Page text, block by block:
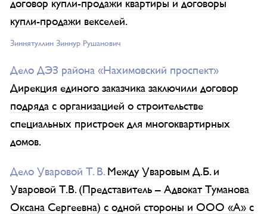
договор купли-продажи квартиры и договоры
купли-продажи векселей.
Зиннятуллин Зиннур Рушанович
Дело ДЭЗ района «Нахимовский проспект»
Дирекция единого заказчика заключили договор
подряда с организацией о строительстве
специальных пристроек для многоквартирных
домов.
Дело Уваровой Т. В. Между Уваровым Д.Б. и
Уваровой Т.В. (Представитель – Адвокат Туманова
Оксана Сергеевна) с одной стороны и ООО «А» с